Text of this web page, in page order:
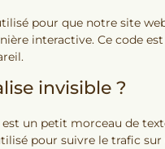
pour que notre site
interactive. Ce code
invisible ?
un petit morceau de
pour suivre le trafic